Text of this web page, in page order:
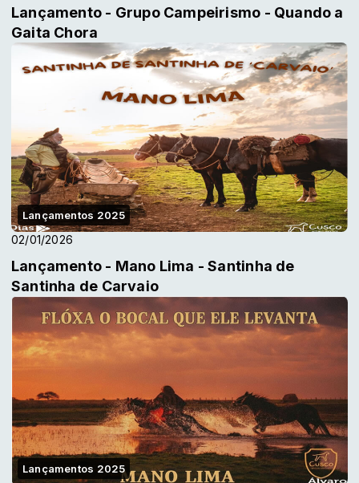
Lançamento - Grupo Campeirismo - Quando a
Gaita Chora
Lançamentos 2025
02/01/2026
Lançamento - Mano Lima - Santinha de
Santinha de Carvaio
Lançamentos 2025